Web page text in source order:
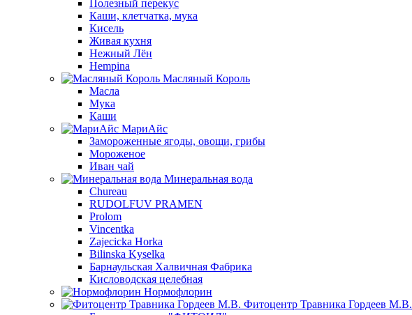
Полезный перекус
Каши, клетчатка, мука
Кисель
Живая кухня
Нежный Лён
Hempina
Масляный Король
Масла
Мука
Каши
МариАйс
Замороженные ягоды, овощи, грибы
Мороженое
Иван чай
Минеральная вода
Chureau
RUDOLFUV PRAMEN
Prolom
Vincentka
Zajecicka Horka
Bilinska Kyselka
Барнаульская Халвичная Фабрика
Кисловодская целебная
Нормофлорин
Фитоцентр Травника Гордеев М.В.